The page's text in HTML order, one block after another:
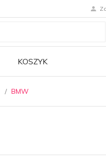
KOSZYK
BMW